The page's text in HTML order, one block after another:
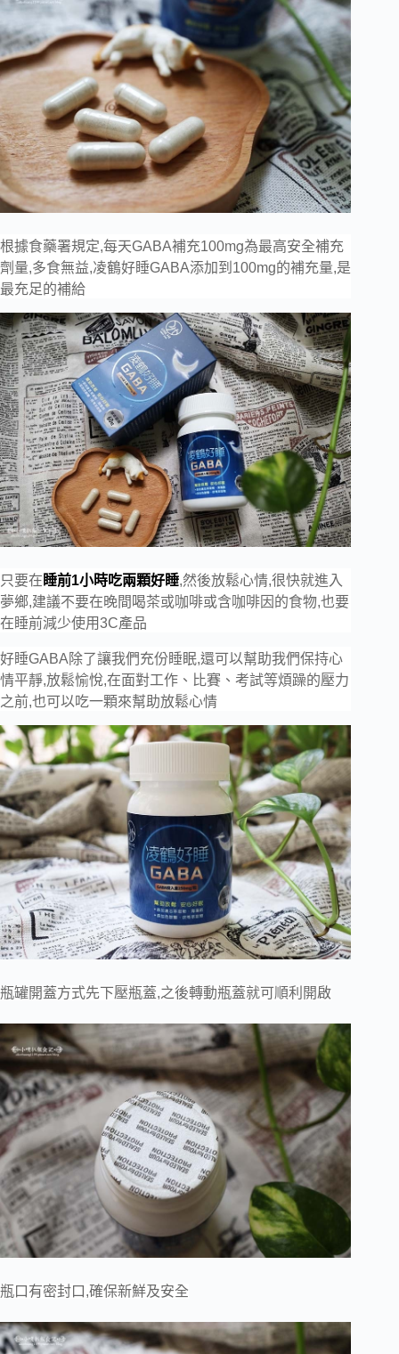
根據食藥署規定,每天GABA補充100mg為最高安全補充
劑量,多食無益,凌鶴好睡GABA添加到 100mg的補充量,是
最充足的補給
只要在睡前1小時吃兩顆好睡,然後放鬆心情,很快就進入
夢鄉,建議不要在晚間喝茶或咖啡或含咖啡因的食物,也要
在睡前減少使用3C產品
好睡GABA除了讓我們充份睡眠,還可以幫助我們保持心
情平靜,放鬆愉悅,在面對工作、比賽、考試等煩躁的壓力
之前,也可以吃一顆來幫助放鬆心情
瓶罐開蓋方式先下壓瓶蓋,之後轉動瓶蓋就可順利開啟
瓶口有密封口,確保新鮮及安全